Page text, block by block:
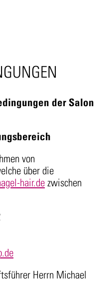
der Salon
von
über die
hair.dezwischen
Herrn Michael